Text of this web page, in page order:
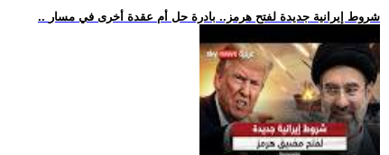
.. شروط إيرانية جديدة لفتح هرمز.. بادرة حل أم عقدة أخرى في مسار